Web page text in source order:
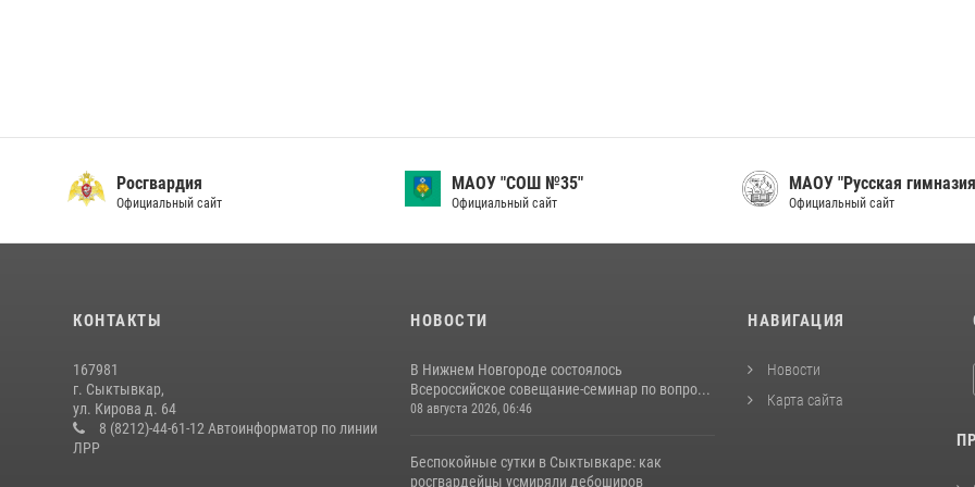
Росгвардия
Официальный сайт
МАОУ "СОШ №35"
Официальный сайт
МАОУ "Русская
Официальный сайт
КОНТАКТЫ
167981
г. Сыктывкар,
ул. Кирова д. 64
8 (8212)-44-61-12 Автоинформатор по линии
ЛРР
НОВОСТИ
В Нижнем Новгороде состоялось
Всероссийское совещание-семинар по вопро...
08 августа 2026, 06:46
Беспокойные сутки в Сыктывкаре: как
росгвардейцы усмиряли дебоширов
НАВИГАЦИЯ
Новости
Карта сайта